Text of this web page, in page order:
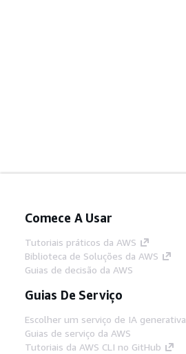
Comece A Usar
Tutoriais práticos da AWS
Biblioteca de Soluções da AWS
Guias de decisão da AWS
Guias De Serviço
Escolher um serviço de IA generativa
Guias de serviço da AWS
Tutoriais da AWS CLI no GitHub